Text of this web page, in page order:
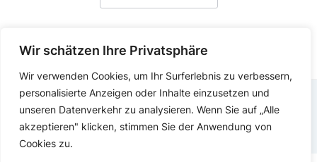
Wir schätzen Ihre Privatsphäre
Wir verwenden Cookies, um Ihr Surferlebnis zu verbessern,
personalisierte Anzeigen oder Inhalte einzusetzen und
unseren Datenverkehr zu analysieren. Wenn Sie auf „Alle
akzeptieren" klicken, stimmen Sie der Anwendung von
Cookies zu.
DATENSCHUTZERKLÄRUNG IMPRESSUM